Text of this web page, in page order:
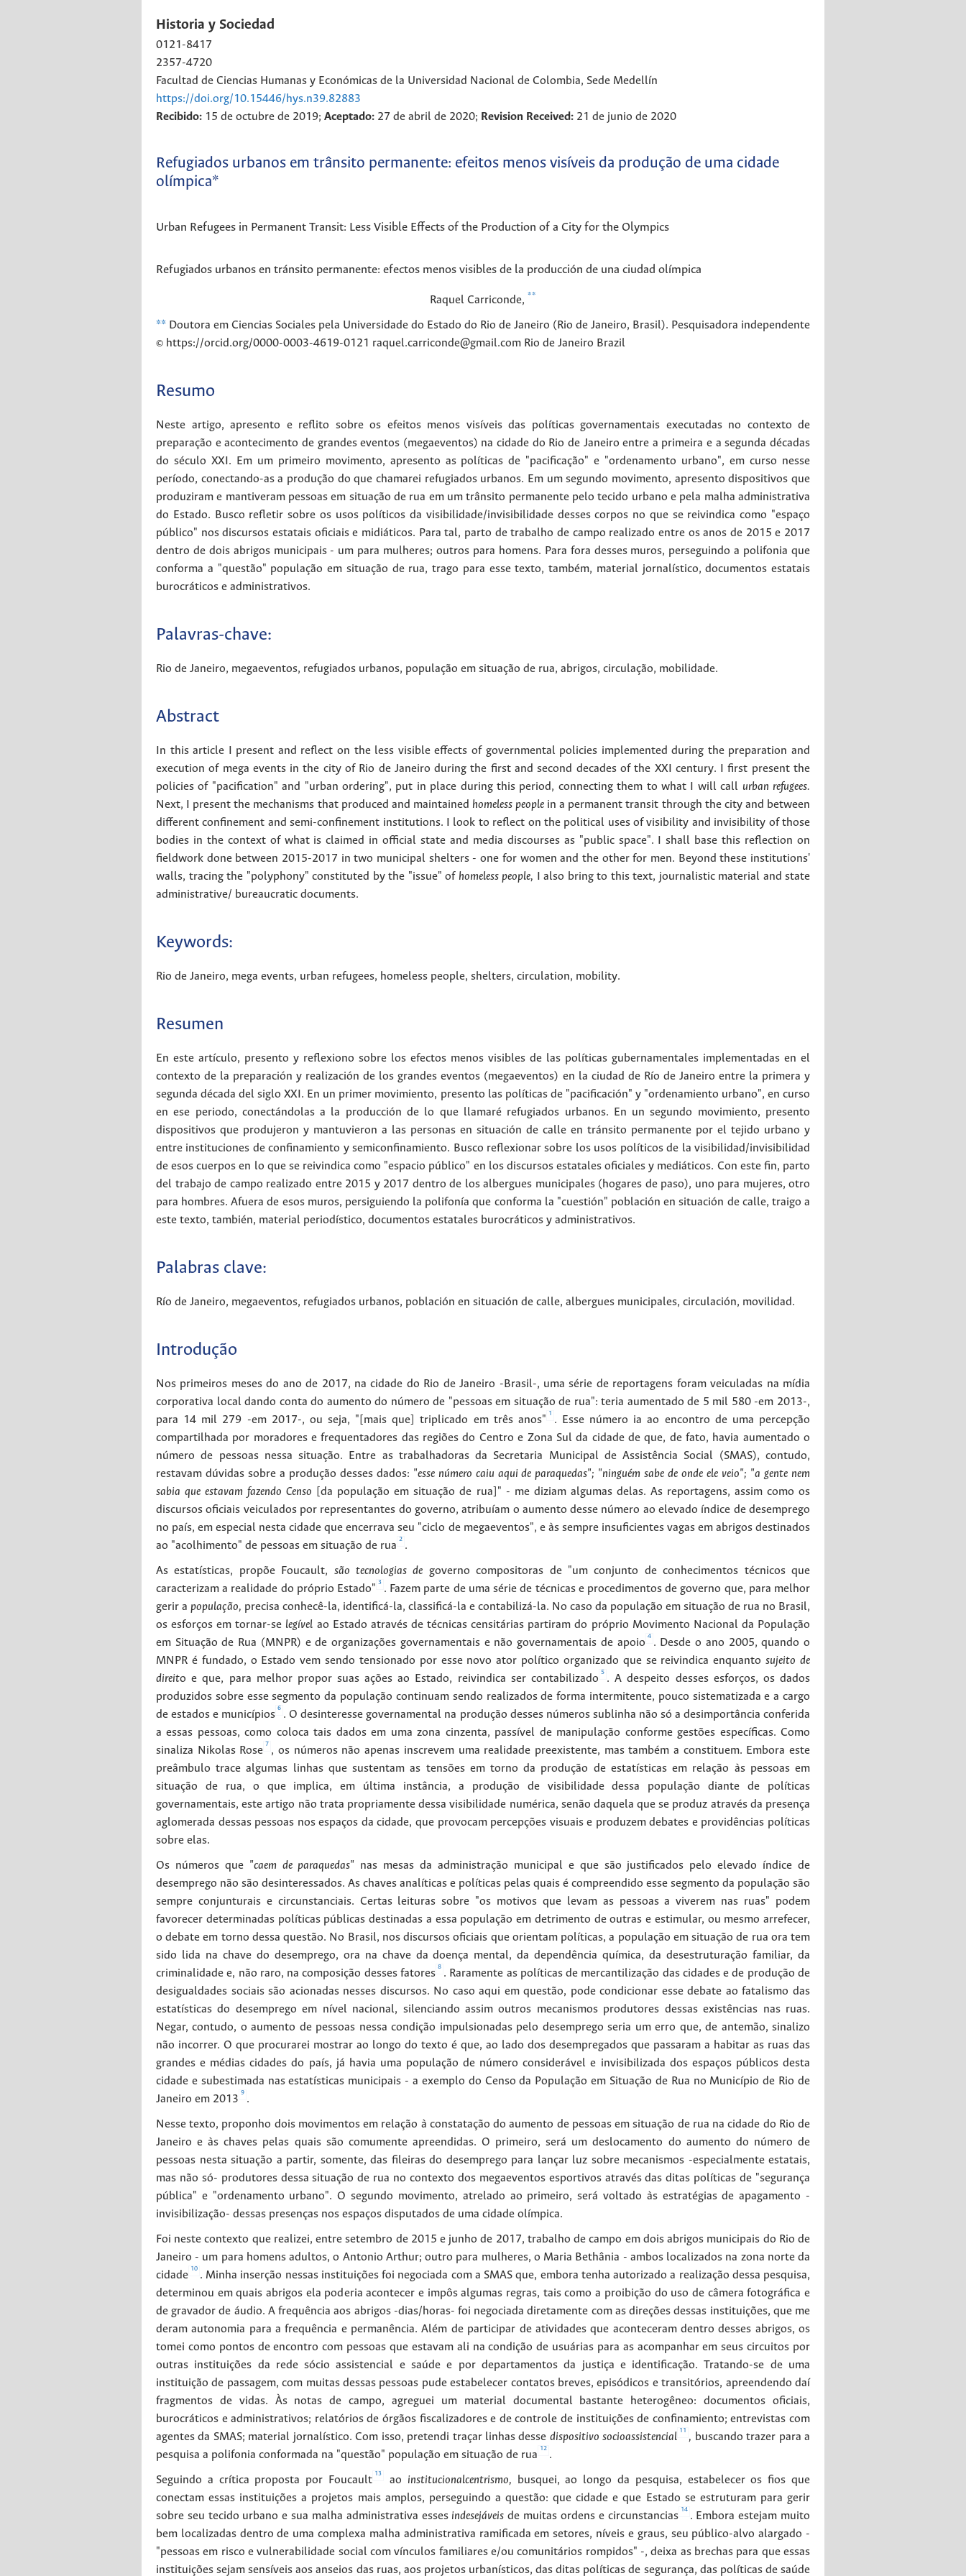
Historia y Sociedad
0121-8417
2357-4720
Facultad de Ciencias Humanas y Económicas de la Universidad Nacional de Colombia, Sede Medellín
https://doi.org/10.15446/hys.n39.82883
Recibido: 15 de octubre de 2019; Aceptado: 27 de abril de 2020; Revision Received: 21 de junio de 2020
Refugiados urbanos em trânsito permanente: efeitos menos visíveis da produção de uma cidade
olímpica*
Urban Refugees in Permanent Transit: Less Visible Effects of the Production of a City for the Olympics
Refugiados urbanos en tránsito permanente: efectos menos visibles de la producción de una ciudad olímpica
Raquel Carriconde, **
** Doutora em Ciencias Sociales pela Universidade do Estado do Rio de Janeiro (Rio de Janeiro, Brasil). Pesquisadora independente
© https://orcid.org/0000-0003-4619-0121 raquel.carriconde@gmail.com Rio de Janeiro Brazil
Resumo
Neste artigo, apresento e reflito sobre os efeitos menos visíveis das políticas governamentais executadas no contexto de
preparação e acontecimento de grandes eventos (megaeventos) na cidade do Rio de Janeiro entre a primeira e a segunda décadas
do século XXI. Em um primeiro movimento, apresento as políticas de "pacificação" e "ordenamento urbano", em curso nesse
período, conectando-as a produção do que chamarei refugiados urbanos. Em um segundo movimento, apresento dispositivos que
produziram e mantiveram pessoas em situação de rua em um trânsito permanente pelo tecido urbano e pela malha administrativa
do Estado. Busco refletir sobre os usos políticos da visibilidade/invisibilidade desses corpos no que se reivindica como "espaço
público" nos discursos estatais oficiais e midiáticos. Para tal, parto de trabalho de campo realizado entre os anos de 2015 e 2017
dentro de dois abrigos municipais - um para mulheres; outros para homens. Para fora desses muros, perseguindo a polifonia que
conforma a "questão" população em situação de rua, trago para esse texto, também, material jornalístico, documentos estatais
burocráticos e administrativos.
Palavras-chave:
Rio de Janeiro, megaeventos, refugiados urbanos, população em situação de rua, abrigos, circulação, mobilidade.
Abstract
In this article I present and reflect on the less visible effects of governmental policies implemented during the preparation and
execution of mega events in the city of Rio de Janeiro during the first and second decades of the XXI century. I first present the
policies of "pacification" and "urban ordering", put in place during this period, connecting them to what I will call urban refugees.
Next, I present the mechanisms that produced and maintained homeless people in a permanent transit through the city and between
different confinement and semi-confinement institutions. I look to reflect on the political uses of visibility and invisibility of those
bodies in the context of what is claimed in official state and media discourses as "public space". I shall base this reflection on
fieldwork done between 2015-2017 in two municipal shelters - one for women and the other for men. Beyond these institutions'
walls, tracing the "polyphony" constituted by the "issue" of homeless people, I also bring to this text, journalistic material and state
administrative/ bureaucratic documents.
Keywords:
Rio de Janeiro, mega events, urban refugees, homeless people, shelters, circulation, mobility.
Resumen
En este artículo, presento y reflexiono sobre los efectos menos visibles de las políticas gubernamentales implementadas en el
contexto de la preparación y realización de los grandes eventos (megaeventos) en la ciudad de Río de Janeiro entre la primera y
segunda década del siglo XXI. En un primer movimiento, presento las políticas de "pacificación" y "ordenamiento urbano", en curso
en ese periodo, conectándolas a la producción de lo que llamaré refugiados urbanos. En un segundo movimiento, presento
dispositivos que produjeron y mantuvieron a las personas en situación de calle en tránsito permanente por el tejido urbano y
entre instituciones de confinamiento y semiconfinamiento. Busco reflexionar sobre los usos políticos de la visibilidad/invisibilidad
de esos cuerpos en lo que se reivindica como "espacio público" en los discursos estatales oficiales y mediáticos. Con este fin, parto
del trabajo de campo realizado entre 2015 y 2017 dentro de los albergues municipales (hogares de paso), uno para mujeres, otro
para hombres. Afuera de esos muros, persiguiendo la polifonía que conforma la "cuestión" población en situación de calle, traigo a
este texto, también, material periodístico, documentos estatales burocráticos y administrativos.
Palabras clave:
Río de Janeiro, megaeventos, refugiados urbanos, población en situación de calle, albergues municipales, circulación, movilidad.
Introdução
Nos primeiros meses do ano de 2017, na cidade do Rio de Janeiro -Brasil-, uma série de reportagens foram veiculadas na mídia
corporativa local dando conta do aumento do número de "pessoas em situação de rua": teria aumentado de 5 mil 580 -em 2013-,
para 14 mil 279 -em 2017-, ou seja, "[mais que] triplicado em três anos"
1
. Esse número ia ao encontro de uma percepção
compartilhada por moradores e frequentadores das regiões do Centro e Zona Sul da cidade de que, de fato, havia aumentado o
número de pessoas nessa situação. Entre as trabalhadoras da Secretaria Municipal de Assistência Social (SMAS), contudo,
restavam dúvidas sobre a produção desses dados: "esse número caiu aqui de paraquedas"; "ninguém sabe de onde ele veio"; "a gente nem
sabia que estavam fazendo Censo [da população em situação de rua]" - me diziam algumas delas. As reportagens, assim como os
discursos oficiais veiculados por representantes do governo, atribuíam o aumento desse número ao elevado índice de desemprego
no país, em especial nesta cidade que encerrava seu "ciclo de megaeventos", e às sempre insuficientes vagas em abrigos destinados
ao "acolhimento" de pessoas em situação de rua
2
.
As estatísticas, propõe Foucault, são tecnologias de governo compositoras de "um conjunto de conhecimentos técnicos que
caracterizam a realidade do próprio Estado"
3
. Fazem parte de uma série de técnicas e procedimentos de governo que, para melhor
gerir a população, precisa conhecê-la, identificá-la, classificá-la e contabilizá-la. No caso da população em situação de rua no Brasil,
os esforços em tornar-se legível ao Estado através de técnicas censitárias partiram do próprio Movimento Nacional da População
em Situação de Rua (MNPR) e de organizações governamentais e não governamentais de apoio
4
. Desde o ano 2005, quando o
MNPR é fundado, o Estado vem sendo tensionado por esse novo ator político organizado que se reivindica enquantosujeito de
direito e que, para melhor propor suas ações ao Estado, reivindica ser contabilizado
5
. A despeito desses esforços, os dados
produzidos sobre esse segmento da população continuam sendo realizados de forma intermitente, pouco sistematizada e a cargo
de estados e municípios
6
. O desinteresse governamental na produção desses números sublinha não só a desimportância conferida
a essas pessoas, como coloca tais dados em uma zona cinzenta, passível de manipulação conforme gestões específicas. Como
sinaliza Nikolas Rose
7
, os números não apenas inscrevem uma realidade preexistente, mas também a constituem. Embora este
preâmbulo trace algumas linhas que sustentam as tensões em torno da produção de estatísticas em relação às pessoas em
situação de rua, o que implica, em última instância, a produção de visibilidade dessa população diante de políticas
governamentais, este artigo não trata propriamente dessa visibilidade numérica, senão daquela que se produz através da presença
aglomerada dessas pessoas nos espaços da cidade, que provocam percepções visuais e produzem debates e providências políticas
sobre elas.
Os números que "caem de paraquedas" nas mesas da administração municipal e que são justificados pelo elevado índice de
desemprego não são desinteressados. As chaves analíticas e políticas pelas quais é compreendido esse segmento da população são
sempre conjunturais e circunstanciais. Certas leituras sobre "os motivos que levam as pessoas a viverem nas ruas" podem
favorecer determinadas políticas públicas destinadas a essa população em detrimento de outras e estimular, ou mesmo arrefecer,
o debate em torno dessa questão. No Brasil, nos discursos oficiais que orientam políticas, a população em situação de rua ora tem
sido lida na chave do desemprego, ora na chave da doença mental, da dependência química, da desestruturação familiar, da
criminalidade e, não raro, na composição desses fatores
8
. Raramente as políticas de mercantilização das cidades e de produção de
desigualdades sociais são acionadas nesses discursos. No caso aqui em questão, pode condicionar esse debate ao fatalismo das
estatísticas do desemprego em nível nacional, silenciando assim outros mecanismos produtores dessas existências nas ruas.
Negar, contudo, o aumento de pessoas nessa condição impulsionadas pelo desemprego seria um erro que, de antemão, sinalizo
não incorrer. O que procurarei mostrar ao longo do texto é que, ao lado dos desempregados que passaram a habitar as ruas das
grandes e médias cidades do país, já havia uma população de número considerável e invisibilizada dos espaços públicos desta
cidade e subestimada nas estatísticas municipais - a exemplo do Censo da População em Situação de Rua no Município de Rio de
Janeiro em 2013
9
.
Nesse texto, proponho dois movimentos em relação à constatação do aumento de pessoas em situação de rua na cidade do Rio de
Janeiro e às chaves pelas quais são comumente apreendidas. O primeiro, será um deslocamento do aumento do número de
pessoas nesta situação a partir, somente, das fileiras do desemprego para lançar luz sobre mecanismos -especialmente estatais,
mas não só- produtores dessa situação de rua no contexto dos megaeventos esportivos através das ditas políticas de "segurança
pública" e "ordenamento urbano". O segundo movimento, atrelado ao primeiro, será voltado às estratégias de apagamento -
invisibilização- dessas presenças nos espaços disputados de uma cidade olímpica.
Foi neste contexto que realizei, entre setembro de 2015 e junho de 2017, trabalho de campo em dois abrigos municipais do Rio de
Janeiro - um para homens adultos, o Antonio Arthur; outro para mulheres, o Maria Bethânia - ambos localizados na zona norte da
cidade
10
. Minha inserção nessas instituições foi negociada com a SMAS que, embora tenha autorizado a realização dessa pesquisa,
determinou em quais abrigos ela poderia acontecer e impôs algumas regras, tais como a proibição do uso de câmera fotográfica e
de gravador de áudio. A frequência aos abrigos -dias/horas- foi negociada diretamente com as direções dessas instituições, que me
deram autonomia para a frequência e permanência. Além de participar de atividades que aconteceram dentro desses abrigos, os
tomei como pontos de encontro com pessoas que estavam ali na condição de usuárias para as acompanhar em seus circuitos por
outras instituições da rede sócio assistencial e saúde e por departamentos da justiça e identificação. Tratando-se de uma
instituição de passagem, com muitas dessas pessoas pude estabelecer contatos breves, episódicos e transitórios, apreendendo daí
fragmentos de vidas. Às notas de campo, agreguei um material documental bastante heterogêneo: documentos oficiais,
burocráticos e administrativos; relatórios de órgãos fiscalizadores e de controle de instituições de confinamiento; entrevistas com
agentes da SMAS; material jornalístico. Com isso, pretendi traçar linhas desse dispositivo socioassistencial
11
, buscando trazer para a
pesquisa a polifonia conformada na "questão" população em situação de rua
12
.
Seguindo a crítica proposta por Foucault
13
ao institucionalcentrismo, busquei, ao longo da pesquisa, estabelecer os fios que
conectam essas instituições a projetos mais amplos, perseguindo a questão: que cidade e que Estado se estruturam para gerir
sobre seu tecido urbano e sua malha administrativa esses indesejáveis de muitas ordens e circunstancias
14
. Embora estejam muito
bem localizadas dentro de uma complexa malha administrativa ramificada em setores, níveis e graus, seu público-alvo alargado -
"pessoas em risco e vulnerabilidade social com vínculos familiares e/ou comunitários rompidos" -, deixa as brechas para que essas
instituições sejam sensíveis aos anseios das ruas, aos projetos urbanísticos, das ditas políticas de segurança, das políticas de saúde